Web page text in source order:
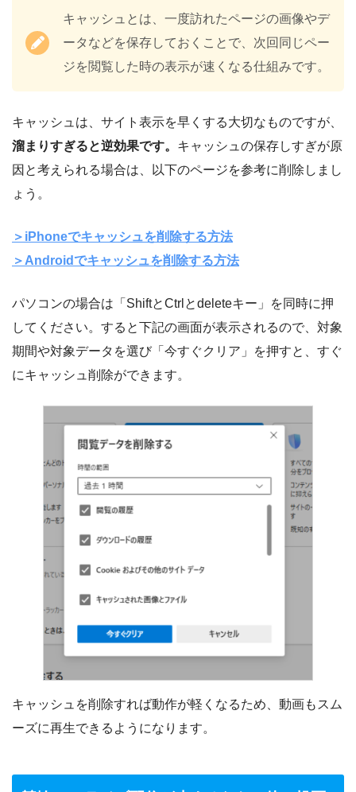
キャッシュとは、一度訪れたページの画像やデ
ータなどを保存しておくことで、次回同じペー
ジを閲覧した時の表示が速くなる仕組みです。
キャッシュは、サイト表示を早くする大切なものですが、
溜まりすぎると逆効果です。 キャッシュの保存しすぎが原
因と考えられる場合は、以下のページを参考に削除しまし
ょう。
＞iPhoneでキャッシュを削除する方法
＞Androidでキャッシュを削除する方法
パソコンの場合は「ShiftとCtrlとdeleteキー」を同時に押
してください。すると下記の画面が表示されるので、対象
期間や対象データを選び「今すぐクリア」を押すと、すぐ
にキャッシュ削除ができます。
キャッシュを削除すれば動作が軽くなるため、動画もスム
ーズに再生できるようになります。